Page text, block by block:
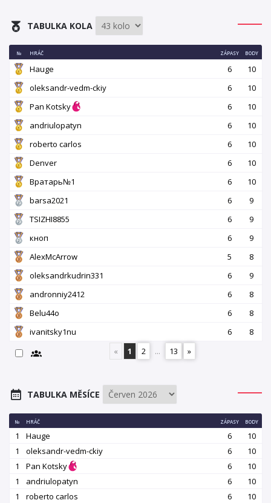
TABULKA KOLA
№ HRÁČ ZÁPASY BODY
Hauge 6
10
oleksandr-vedm-ckiy
6
10
Pan Kotsky
6
10
andriulopatyn
6
10
roberto carlos
6
10
Denver
6
10
Вратарь№1
6
10
barsa2021
6
9
TSIZHI8855
6
9
кноп
6
9
AlexMcArrow
5
8
oleksandrkudrin331
6
9
andronniy2412
6
8
Belu44o
6
8
ivanitsky1nu
6
8
«
1 2 ... 13 »
TABULKA MĚSÍCE
№ HRÁČ ZÁPASY BODY
1 Hauge 6
10
1
oleksandr-vedm-ckiy 6
10
1
Pan Kotsky 6
10
1
andriulopatyn 6
10
1
roberto carlos 6
10